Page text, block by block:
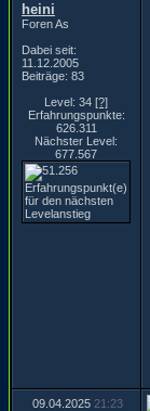
heini
Foren As
Dabei seit:
11.12.2005
Beiträge: 83
Level: 34 [?]
Erfahrungspunkte:
626.311
Nächster Level:
677.567
09.04.2025 21:23